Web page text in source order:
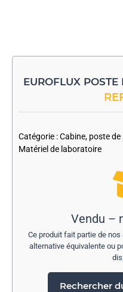
EUROFLUX
-
Catégorie :Cabine, poste
Matériel de laboratoire
Vendu –
Ce produit fait partie de
alternative équivalente ou
Rechercher